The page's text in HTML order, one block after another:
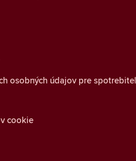
osobných údajov pre
cookie